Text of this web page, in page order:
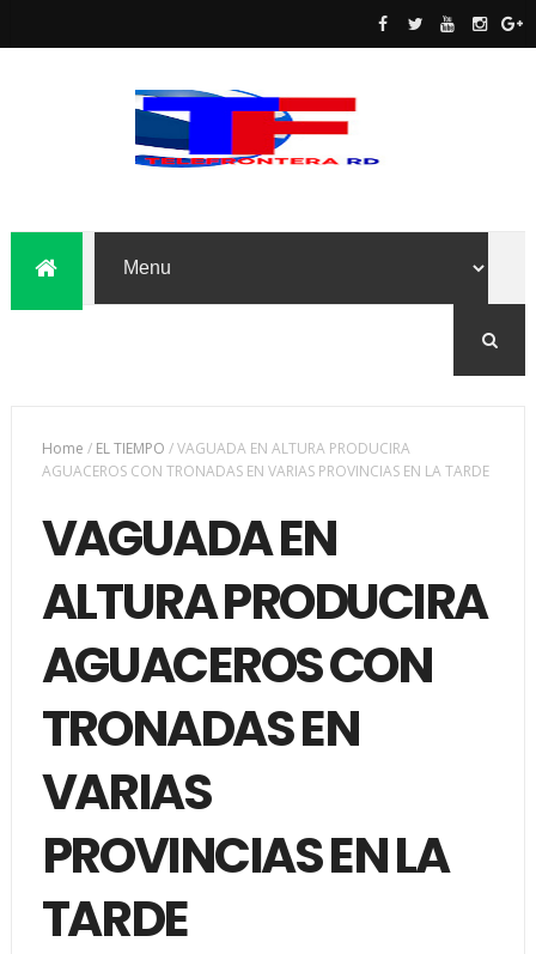
Home / EL TIEMPO /VAGUADA EN ALTURA PRODUCIRA
AGUACEROS CON TRONADAS EN VARIAS PROVINCIAS EN LA TARDE
VAGUADA EN
ALTURA PRODUCIRA
AGUACEROS CON
TRONADAS EN
VARIAS
PROVINCIAS EN LA
TARDE